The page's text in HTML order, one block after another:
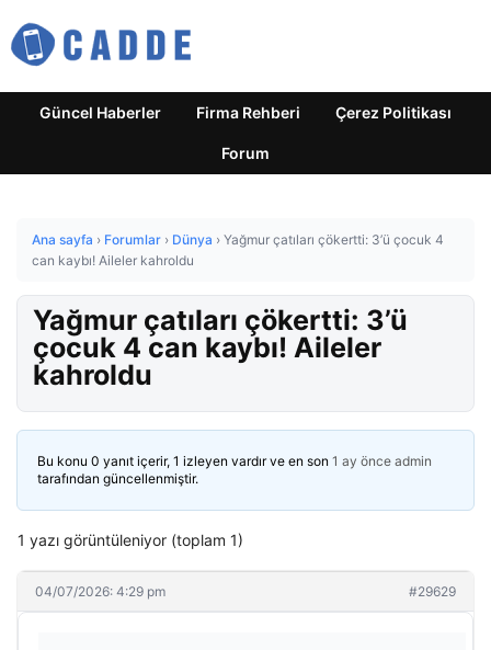
Güncel Haberler Firma Rehberi Çerez Politikası
Forum
Ana sayfa › Forumlar › Dünya › Yağmur çatıları çökertti: 3’ü çocuk 4
can kaybı! Aileler kahroldu
Yağmur çatıları çökertti: 3’ü
çocuk 4 can kaybı! Aileler
kahroldu
Bu konu 0 yanıt içerir, 1 izleyen vardır ve en son 1 ay önce admin
tarafından güncellenmiştir.
1 yazı görüntüleniyor (toplam 1)
04/07/2026: 4:29 pm #29629